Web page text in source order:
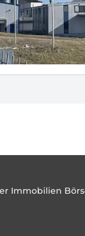
Immobilien